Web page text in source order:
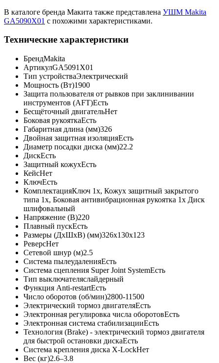
В каталоге бренда Макита также представлена УШМ Makita
GA5090X01 с похожими характеристиками.
Технические характеристики
БрендMakita
АртикулGA5091X01
Тип устройстваЭлектрический
Мощность (Вт)1900
Защита пользователя от рывков при заклинивании
инструментов (AFT)Есть
Бесщёточный двигательНет
Боковая рукояткаЕсть
Габаритная длина (мм)326
Двойная защитная изоляцияЕсть
Диаметр посадки диска (мм)22.2
ДискЕсть
Защитный кожухЕсть
КейсНет
КлючЕсть
КомплектацияКлюч 1х, Кожух защитный закрытого
типа 1х, Боковая антивибрационная рукоятка 1х Диск
шлифовальный
Напряжение (В)220
Плавный пускЕсть
Размеры (ДхШхВ) (мм)326x130x123
РеверсНет
Сетевой шнур (м)2.5
Система пылеудаленияЕсть
Система сцепления Super Joint SystemЕсть
Тип выключателяслайдерный
Функция Anti-restartЕсть
Число оборотов (об/мин)2800-11500
Электрический тормоз двигателяЕсть
Электронная регулировка числа оборотовЕсть
Электронная система стабилизацииЕсть
Технология (Brake) - электрический тормоз двигателя
для быстрой остановки дискаЕсть
Система крепления диска X-LockНет
Вес (кг)2.6–3.8